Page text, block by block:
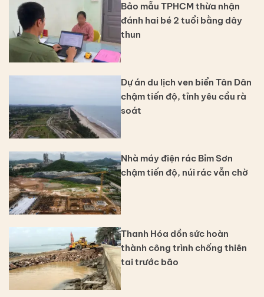
Bảo mẫu TPHCM thừa nhận
đánh hai bé 2 tuổi bằng dây
thun
Dự án du lịch ven biển Tân Dân
chậm tiến độ, tỉnh yêu cầu rà
soát
Nhà máy điện rác Bỉm Sơn
chậm tiến độ, núi rác vẫn chờ
Thanh Hóa dồn sức hoàn
thành công trình chống thiên
tai trước bão